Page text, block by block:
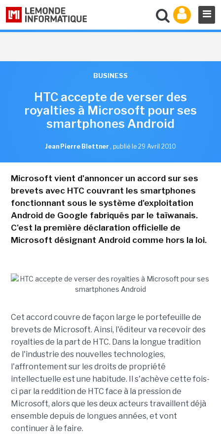
BUSINESS
HTC accepte de verser des
royalties à Microsoft pour ses
smartphones Android
Jean Pierre Blettner , publié le 29 Avril 2010
Microsoft vient d'annoncer un accord sur ses
brevets avec HTC couvrant les smartphones
fonctionnant sous le système d'exploitation
Android de Google fabriqués par le taïwanais.
C'est la première déclaration officielle de
Microsoft désignant Android comme hors la loi.
Cet accord couvre de façon large le portefeuille de
brevets de Microsoft. Ainsi, l'éditeur va recevoir des
royalties de la part de HTC. Dans la longue tradition
de l'industrie des nouvelles technologies,
l'affrontement sur les droits de propriété
intellectuelle est une habitude. Il s'achève cette fois-
ci par la reddition de HTC face à la pression de
Microsoft, alors que les deux acteurs travaillent déjà
ensemble depuis de longues années, et vont
continuer à le faire.